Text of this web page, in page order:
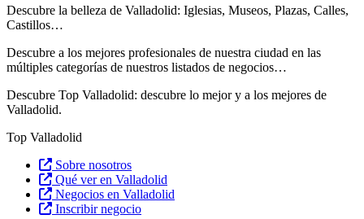
Descubre la belleza de Valladolid: Iglesias, Museos, Plazas, Calles,
Castillos…
Descubre a los mejores profesionales de nuestra ciudad en las
múltiples categorías de nuestros listados de negocios…
Descubre Top Valladolid: descubre lo mejor y a los mejores de
Valladolid.
Top Valladolid
Sobre nosotros
Qué ver en Valladolid
Negocios en Valladolid
Inscribir negocio